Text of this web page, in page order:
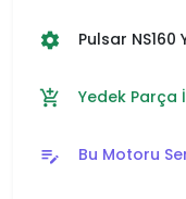
settings Pulsar
add_shopping_cart Yedek Parça
edit_note Bu Motoru